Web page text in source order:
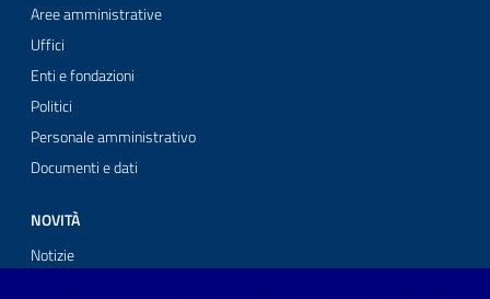
Aree amministrative
Uffici
Enti e fondazioni
Politici
Personale amministrativo
Documenti e dati
NOVITÀ
Notizie